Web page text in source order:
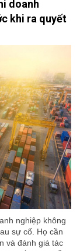
doanh
khi ra quyết
nghiệp không
sự cố. Họ cần
và đánh giá tác